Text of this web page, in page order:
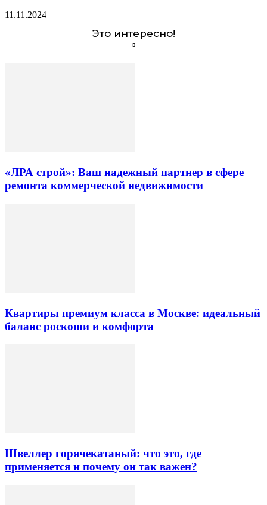
11.11.2024
Это интересно!
«ЛРА строй»: Ваш надежный партнер в сфере
ремонта коммерческой недвижимости
Квартиры премиум класса в Москве: идеальный
баланс роскоши и комфорта
Швеллер горячекатаный: что это, где
применяется и почему он так важен?